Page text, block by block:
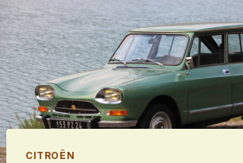
CITROËN